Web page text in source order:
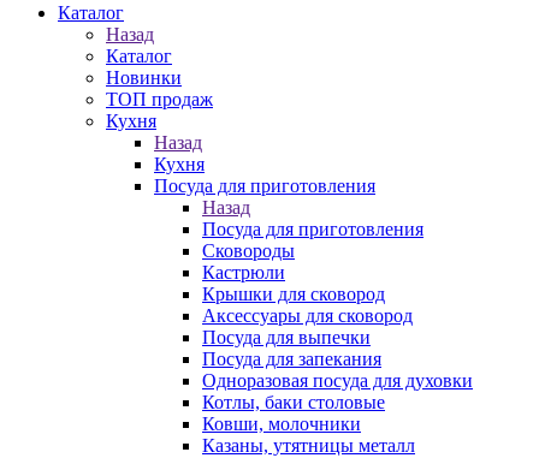
Каталог
Назад
Каталог
Новинки
ТОП продаж
Кухня
Назад
Кухня
Посуда для приготовления
Назад
Посуда для приготовления
Сковороды
Кастрюли
Крышки для сковород
Аксессуары для сковород
Посуда для выпечки
Посуда для запекания
Одноразовая посуда для духовки
Котлы, баки столовые
Ковши, молочники
Казаны, утятницы металл